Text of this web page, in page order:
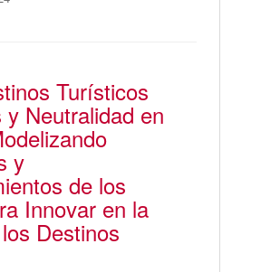
Turísticos
y Neutralidad en
y
de los
Innovar en la
Destinos